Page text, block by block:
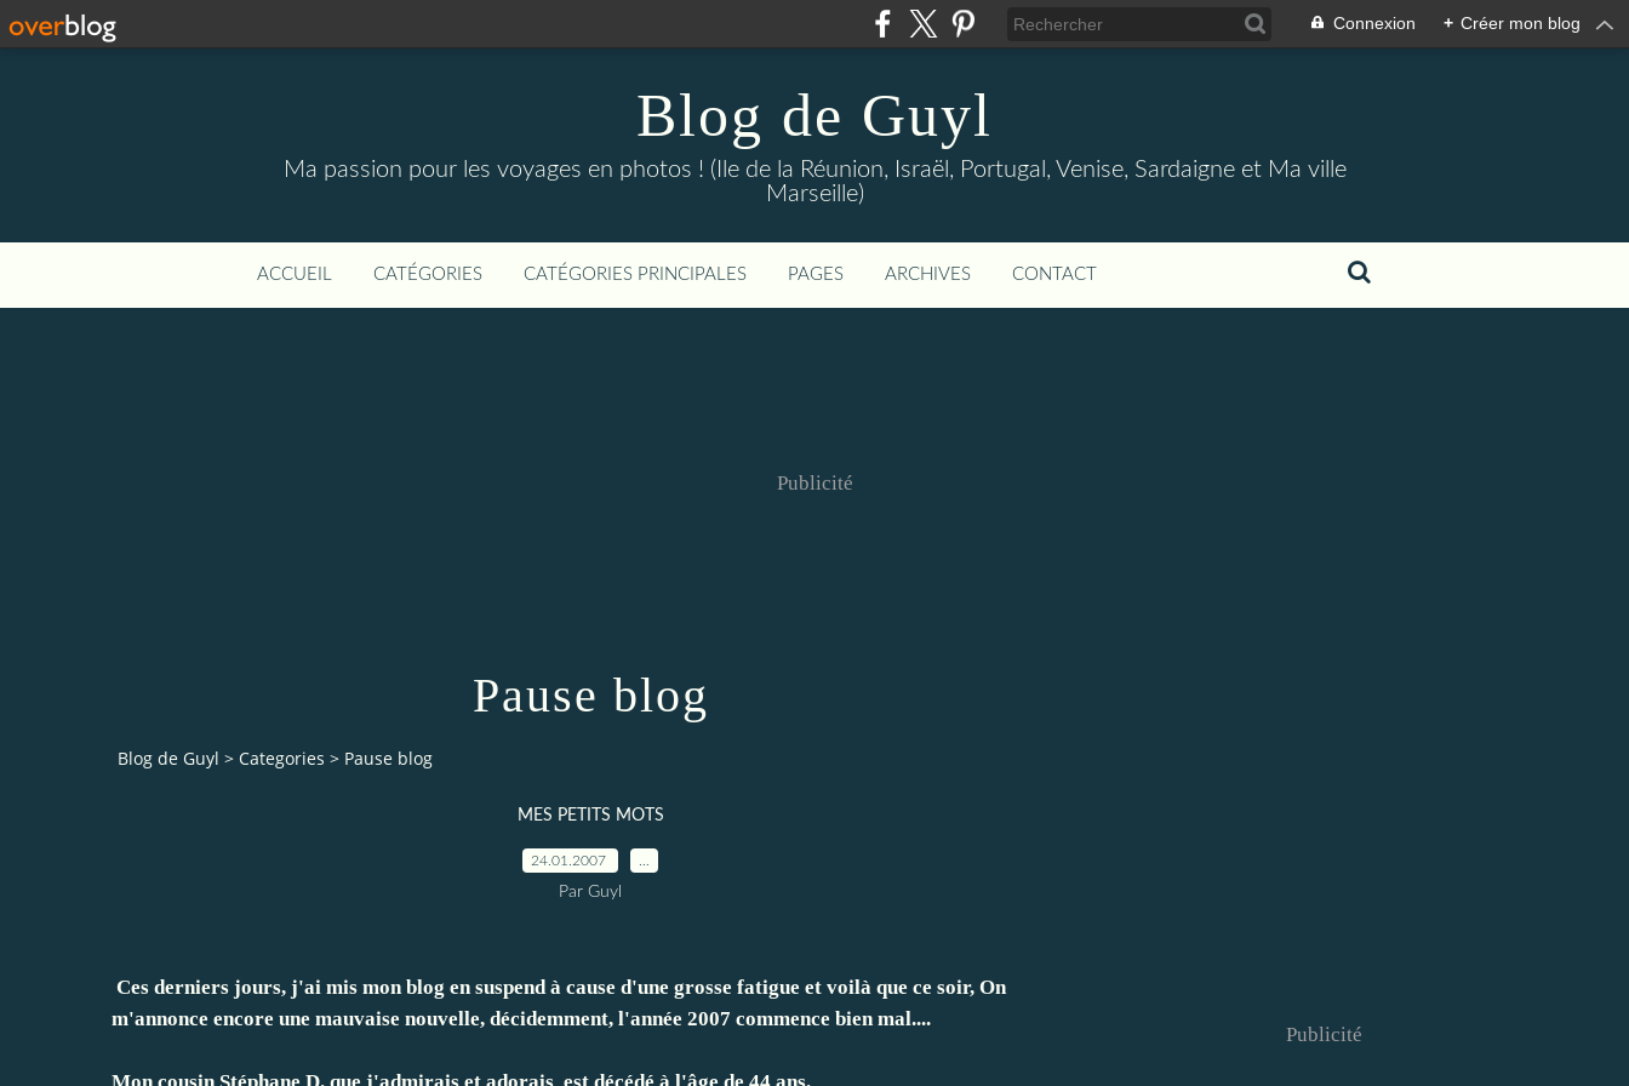
Connexion + Créer mon blog
Blog de Guyl
Ma passion pour les voyages en photos ! (Ile de la Réunion, Israël, Portugal, Venise, Sardaigne et Ma ville
Marseille)
ACCUEIL CATÉGORIES CATÉGORIES PRINCIPALES PAGES ARCHIVES CONTACT
Publicité
Pause blog
Blog de Guyl > Categories > Pause blog
MES PETITS MOTS
24.01.2007
Par Guyl
Ces derniers jours, j'ai mis mon blog en suspend à cause d'une grosse fatigue et voilà que ce soir, On
m'annonce encore une mauvaise nouvelle, décidemment, l'année 2007 commence bien mal....
Publicité